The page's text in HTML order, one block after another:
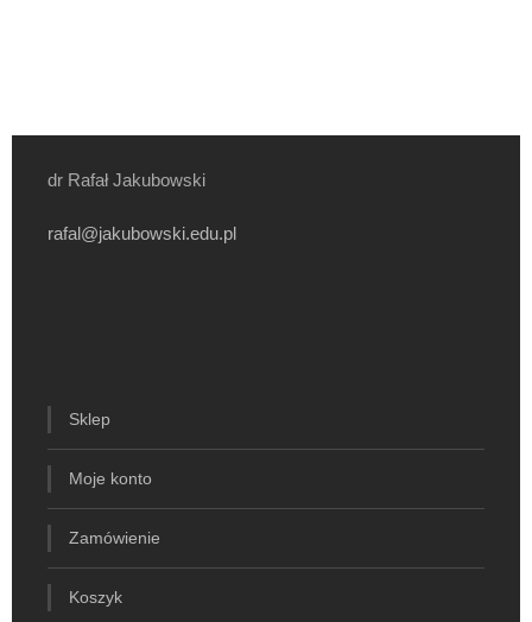
dr Rafał Jakubowski
rafal@jakubowski.edu.pl
Sklep
Moje konto
Zamówienie
Koszyk